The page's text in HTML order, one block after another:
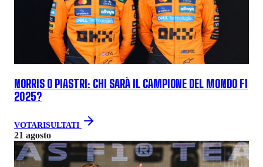
NORRIS O PIASTRI: CHI SARÀ IL CAMPIONE DEL MONDO F1
2025?
VOTARISULTATI
21 agosto